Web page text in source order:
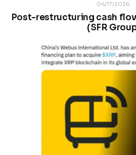
04/17/2026
Post-restructuring cash
(SFR